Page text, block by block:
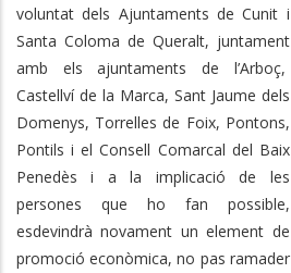
voluntat dels Ajuntaments de Cunit i
Santa Coloma de Queralt, juntament
amb els ajuntaments de l’Arboç,
Castellví de la Marca, Sant Jaume dels
Domenys, Torrelles de Foix, Pontons,
Pontils i el Consell Comarcal del Baix
Penedès i a la implicació de les
persones que ho fan possible,
esdevindrà novament un element de
promoció econòmica, no pas ramader